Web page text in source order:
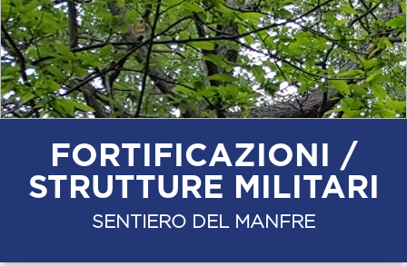
FORTIFICAZIONI /
STRUTTURE MILITARI
SENTIERO DEL MANFRE